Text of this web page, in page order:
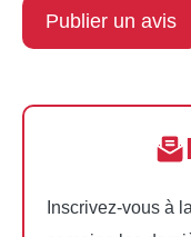
Inscrivez-vous à